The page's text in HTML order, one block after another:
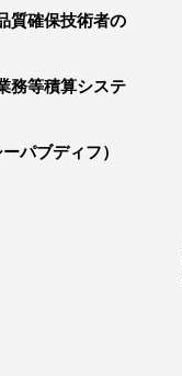
質確保技術者の
務等積算システ
パブディフ）